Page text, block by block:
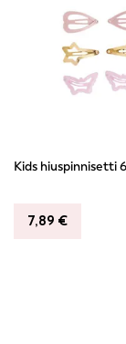
Kids hiuspinnisetti
7,89 €